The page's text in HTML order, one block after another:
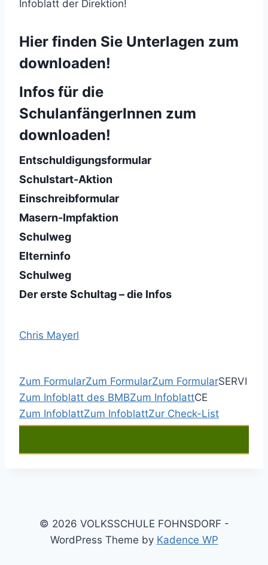
Infoblatt der Direktion!
Hier finden Sie Unterlagen zum
downloaden!
Infos für die
SchulanfängerInnen zum
downloaden!
Entschuldigungsformular
Schulstart-Aktion
Einschreibformular
Masern-Impfaktion
Schulweg
Elterninfo
Schulweg
Der erste Schultag – die Infos
Chris Mayerl
Zum FormularZum FormularZum Formular
Zum Infoblatt des BMBZum Infoblatt
Zum InfoblattZum InfoblattZur Check-List
SERVI
CE
© 2026 VOLKSSCHULE FOHNSDORF -
WordPress Theme by Kadence WP